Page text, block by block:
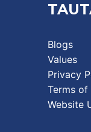
Blogs
Values
Privacy
Terms of
Website